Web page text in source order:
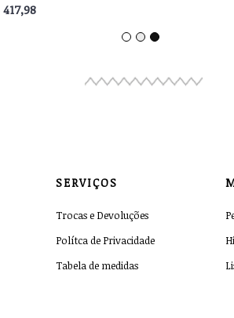
417,98
SERVIÇOS
Trocas e Devoluções
Polítca de Privacidade
Tabela de medidas